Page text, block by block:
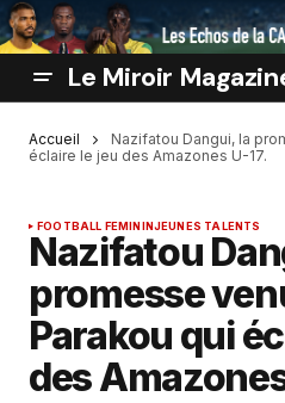
Le Miroir
Accueil
Nazifatou Dangui, la
éclaire le jeu des Amazones U-17.
FOOTBALL FEMININJEUNES TALENTS
Nazifatou
promesse
Parakou qui
des